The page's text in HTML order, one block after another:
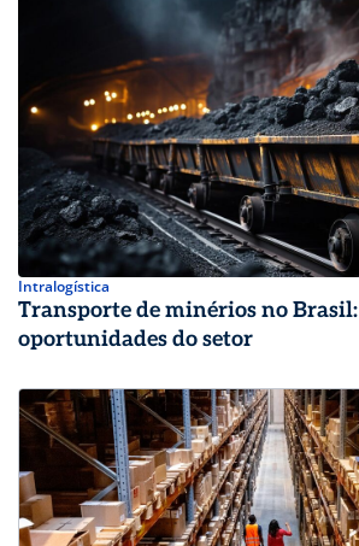
Intralogística
Transporte de minérios no Brasil:
oportunidades do setor